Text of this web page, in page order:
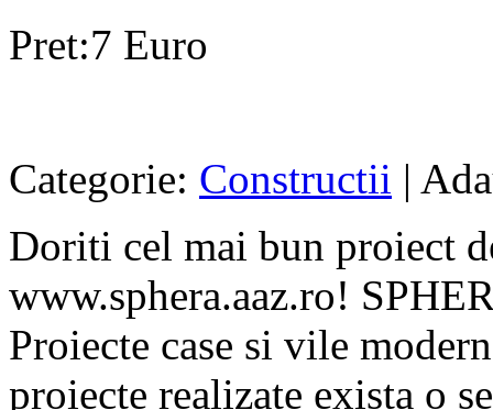
Pret:7 Euro
Categorie: Constructii |
Doriti cel mai bun proiect
www.sphera.aaz.ro!
Proiecte case si vile
proiecte realizate exista o